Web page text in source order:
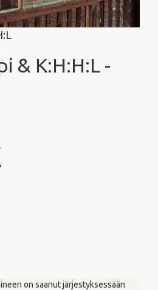
& K:H:H:L -
on saanut järjestyksessään